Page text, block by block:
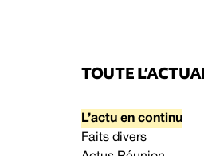
TOUTE
L’actu en continu
Faits divers